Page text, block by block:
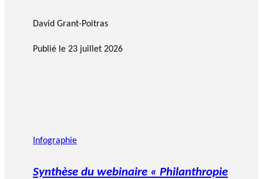
David Grant-Poitras
Publié le 23 juillet 2026
Infographie
Synthèse du webinaire « Philanthropie